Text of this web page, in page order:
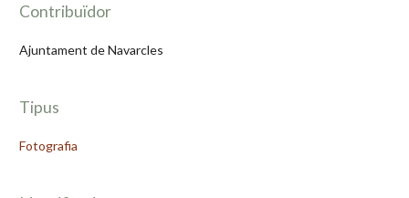
Contribuïdor
Ajuntament de Navarcles
Tipus
Fotografia